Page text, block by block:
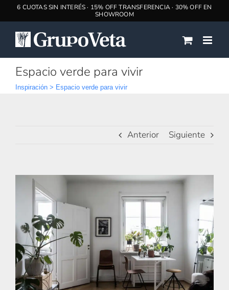
Espacio verde para vivir
Inspiración > Espacio verde para vivir
Anterior Siguiente